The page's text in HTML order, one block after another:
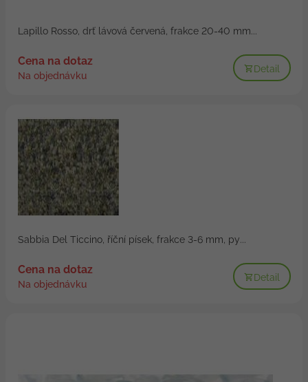
Lapillo Rosso, drť lávová červená, frakce 20-40 mm...
Cena na dotaz
Na objednávku
Detail
Sabbia Del Ticcino, říční písek, frakce 3-6 mm, py...
Cena na dotaz
Na objednávku
Detail